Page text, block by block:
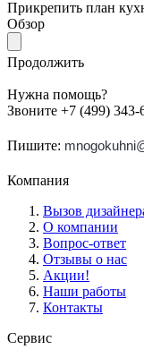
Прикрепить план
Обзор
Продолжить
Нужна помощь?
Звоните +7 (499) 343-
Пишите:
Компания
Вызов
О компании
Вопрос-ответ
Отзывы о нас
Акции!
Наши работы
Контакты
Сервис